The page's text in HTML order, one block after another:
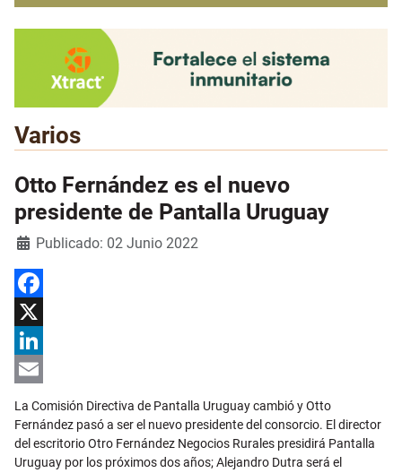
Varios
Otto Fernández es el nuevo
presidente de Pantalla Uruguay
Detalles
Publicado: 02 Junio 2022
Facebook
X
LinkedIn
La Comisión Directiva de Pantalla Uruguay cambió y Otto
Fernández pasó a ser el nuevo presidente del consorcio. El director
del escritorio Otro Fernández Negocios Rurales presidirá Pantalla
Uruguay por los próximos dos años; Alejandro Dutra será el